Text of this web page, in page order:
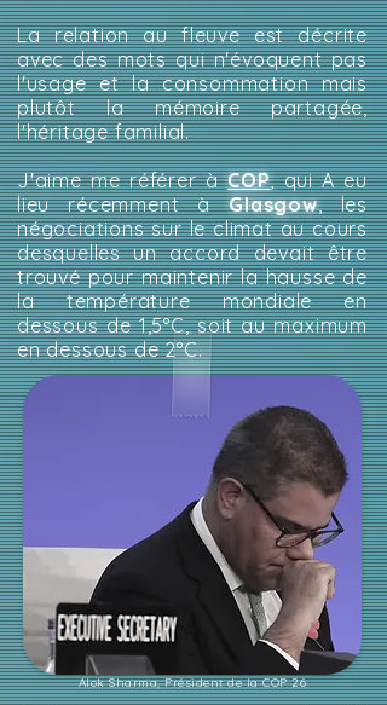
La relation au fleuve est décrite
avec des mots qui n'évoquent pas
l'usage et la consommation mais
plutôt la mémoire partagée,
l'héritage familial.
J'aime me référer à COP,qui A eu
lieu récemment àGlasgow, les
négociations sur le climat au cours
desquelles un accord devait être
trouvé pour maintenir la hausse de
la température mondiale en
dessous de 1,5°C, soit au maximum
en dessous de 2°C.
Alok Sharma, Président de la COP 26